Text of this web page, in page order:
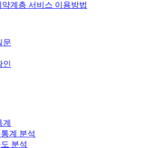
약계층 서비스 이용방법
문
인
계 분석
분석